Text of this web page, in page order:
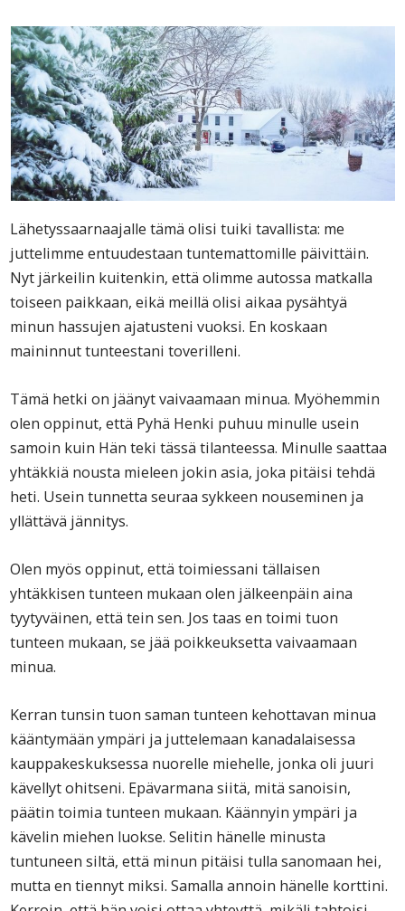
Lähetyssaarnaajalle tämä olisi tuiki tavallista: me
juttelimme entuudestaan tuntemattomille päivittäin.
Nyt järkeilin kuitenkin, että olimme autossa matkalla
toiseen paikkaan, eikä meillä olisi aikaa pysähtyä
minun hassujen ajatusteni vuoksi. En koskaan
maininnut tunteestani toverilleni.
Tämä hetki on jäänyt vaivaamaan minua. Myöhemmin
olen oppinut, että Pyhä Henki puhuu minulle usein
samoin kuin Hän teki tässä tilanteessa. Minulle saattaa
yhtäkkiä nousta mieleen jokin asia, joka pitäisi tehdä
heti. Usein tunnetta seuraa sykkeen nouseminen ja
yllättävä jännitys.
Olen myös oppinut, että toimiessani tällaisen
yhtäkkisen tunteen mukaan olen jälkeenpäin aina
tyytyväinen, että tein sen. Jos taas en toimi tuon
tunteen mukaan, se jää poikkeuksetta vaivaamaan
minua.
Kerran tunsin tuon saman tunteen kehottavan minua
kääntymään ympäri ja juttelemaan kanadalaisessa
kauppakeskuksessa nuorelle miehelle, jonka oli juuri
kävellyt ohitseni. Epävarmana siitä, mitä sanoisin,
päätin toimia tunteen mukaan. Käännyin ympäri ja
kävelin miehen luokse. Selitin hänelle minusta
tuntuneen siltä, että minun pitäisi tulla sanomaan hei,
mutta en tiennyt miksi. Samalla annoin hänelle korttini.